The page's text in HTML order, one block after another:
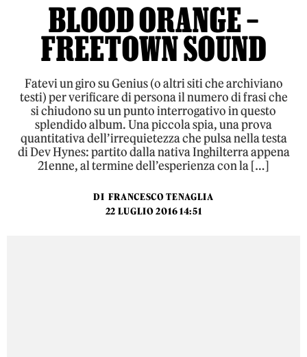
BLOOD ORANGE –
FREETOWN SOUND
Fatevi un giro su Genius (o altri siti che archiviano
testi) per verificare di persona il numero di frasi che
si chiudono su un punto interrogativo in questo
splendido album. Una piccola spia, una prova
quantitativa dell’irrequietezza che pulsa nella testa
di Dev Hynes: partito dalla nativa Inghilterra appena
21enne, al termine dell’esperienza con la […]
DI FRANCESCO TENAGLIA
22 LUGLIO 2016 14:51